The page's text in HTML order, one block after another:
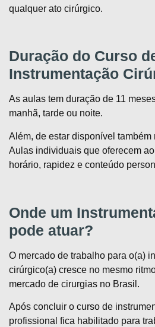
qualquer ato cirúrgico.
Duração do Curso
Instrumentação
As aulas tem duração de 11
manhã, tarde ou noite.
Além, de estar disponível
Aulas individuais que oferecem
horário, rapidez e conteúdo
Onde um
pode atuar?
O mercado de trabalho para o(a)
cirúrgico(a) cresce no mesmo
mercado de cirurgias no Brasil.
Após concluir o curso de
profissional fica habilitado para